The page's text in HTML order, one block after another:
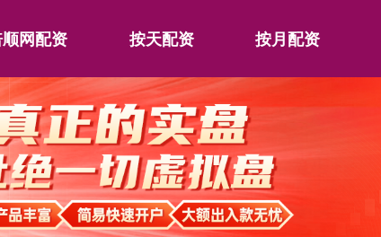
网配资 按天配资 按月配资